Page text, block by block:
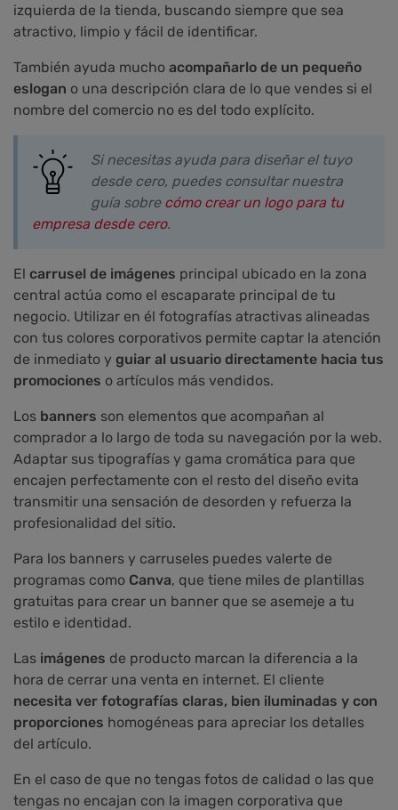
izquierda de la tienda, buscando siempre que sea
atractivo, limpio y fácil de identificar.
También ayuda mucho acompañarlo de un pequeño
eslogan o una descripción clara de lo que vendes si el
nombre del comercio no es del todo explícito.
Si necesitas ayuda para diseñar el tuyo
desde cero, puedes consultar nuestra
guía sobre cómo crear un logo para tu
empresa desde cero.
El carrusel de imágenes principal ubicado en la zona
central actúa como el escaparate principal de tu
negocio. Utilizar en él fotografías atractivas alineadas
con tus colores corporativos permite captar la atención
de inmediato y guiar al usuario directamente hacia tus
promociones o artículos más vendidos.
Los banners son elementos que acompañan al
comprador a lo largo de toda su navegación por la web.
Adaptar sus tipografías y gama cromática para que
encajen perfectamente con el resto del diseño evita
transmitir una sensación de desorden y refuerza la
profesionalidad del sitio.
Para los banners y carruseles puedes valerte de
programas como Canva, que tiene miles de plantillas
gratuitas para crear un banner que se asemeje a tu
estilo e identidad.
Las imágenes de producto marcan la diferencia a la
hora de cerrar una venta en internet. El cliente
necesita ver fotografías claras, bien iluminadas y con
proporciones homogéneas para apreciar los detalles
del artículo.
En el caso de que no tengas fotos de calidad o las que
tengas no encajan con la imagen corporativa que